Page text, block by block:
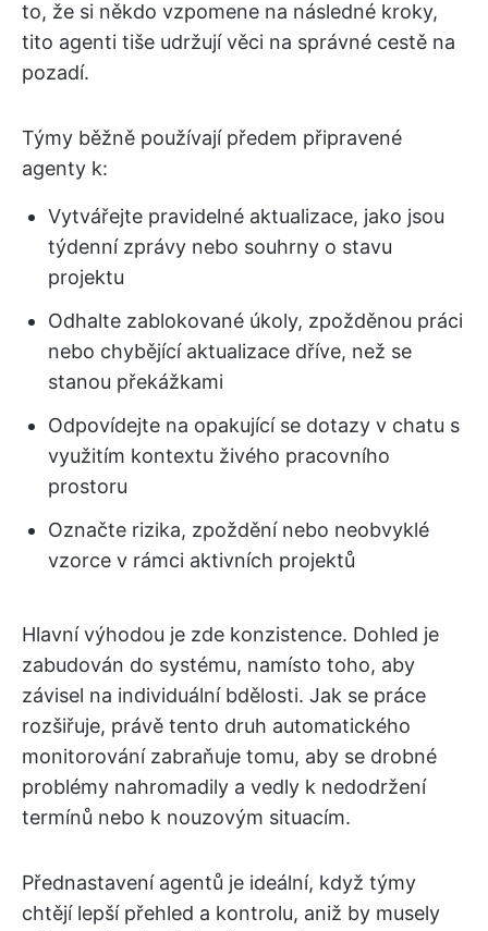
to, že si někdo vzpomene na následné kroky,
tito agenti tiše udržují věci na správné cestě na
pozadí.
Týmy běžně používají předem připravené
agenty k:
Vytvářejte pravidelné aktualizace, jako jsou
týdenní zprávy nebo souhrny o stavu
projektu
Odhalte zablokované úkoly, zpožděnou práci
nebo chybějící aktualizace dříve, než se
stanou překážkami
Odpovídejte na opakující se dotazy v chatu s
využitím kontextu živého pracovního
prostoru
Označte rizika, zpoždění nebo neobvyklé
vzorce v rámci aktivních projektů
Hlavní výhodou je zde konzistence. Dohled je
zabudován do systému, namísto toho, aby
závisel na individuální bdělosti. Jak se práce
rozšiřuje, právě tento druh automatického
monitorování zabraňuje tomu, aby se drobné
problémy nahromadily a vedly k nedodržení
termínů nebo k nouzovým situacím.
Přednastavení agentů je ideální, když týmy
chtějí lepší přehled a kontrolu, aniž by musely